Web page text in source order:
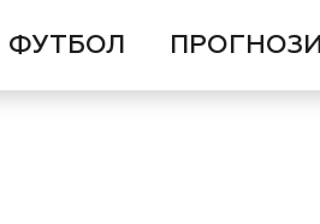
ФУТБОЛ ПРОГНОЗИ